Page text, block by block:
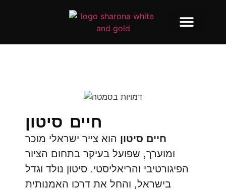
חיים סיטון
חיים סיטון הוא צייר ישראלי מוכר
ומוערך, שפועל בעיקר בתחום הציור
הפיגורטיבי והריאליסטי. סיטון נולד וגדל
בישראל, והחל את דרכו האמנותית